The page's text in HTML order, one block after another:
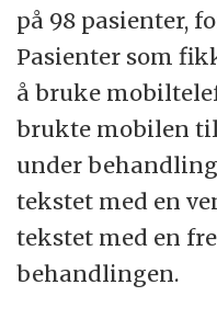
på 98 pasienter,
Pasienter som
å bruke
brukte mobilen
under
tekstet med en
tekstet med en
behandlingen.